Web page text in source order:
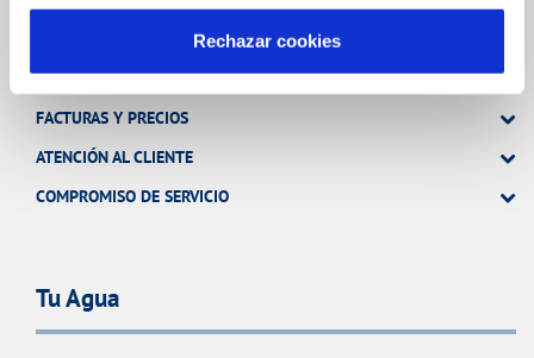
Rechazar cookies
FACTURAS Y PRECIOS
ATENCIÓN AL CLIENTE
COMPROMISO DE SERVICIO
Tu Agua